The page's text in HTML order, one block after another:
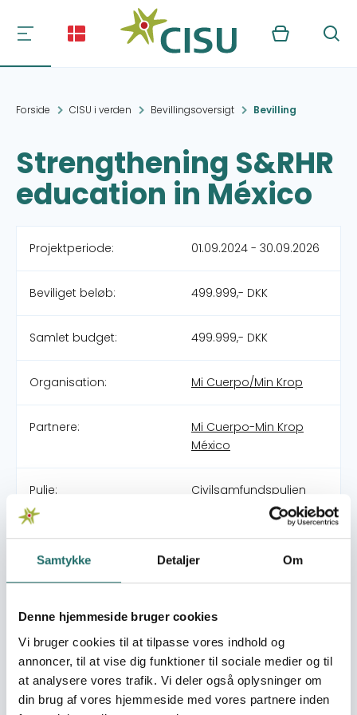
Samtykke Detaljer Om
Denne hjemmeside bruger cookies
Vi bruger cookies til at tilpasse vores indhold og
annoncer, til at vise dig funktioner til sociale medier og til
at analysere vores trafik. Vi deler også oplysninger om
din brug af vores hjemmeside med vores partnere inden
Kurv Søg
Forside CISU i verden Bevillingsoversigt Bevilling
Strengthening S&RHR
education in México
Projektperiode: 01.09.2024 - 30.09.2026
Beviliget beløb: 499.999,- DKK
Samlet budget: 499.999,- DKK
Organisation: Mi Cuerpo/Min Krop
Partnere:
Mi Cuerpo-Min Krop
México
Pulje: Civilsamfundspuljen
Indsatsområde: Medborgerindsats
World goals:
Mål 4:
Mål 5: Ligestilling
mellem kønnene
Mål 17: Partnerskaber for
handling